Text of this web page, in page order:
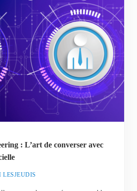
: L’art de converser avec
LESJEUDIS